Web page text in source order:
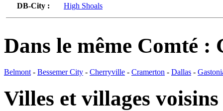
DB-City :
High Shoals
Dans le même Comté :
Belmont - Bessemer City - Cherryville - Cramerton - Dallas -
Villes et villages voisins